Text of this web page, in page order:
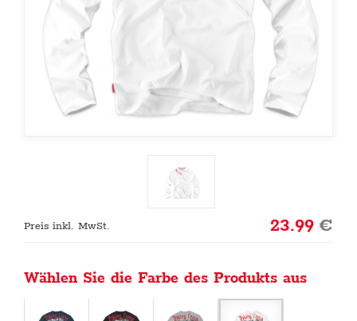
Preis inkl. MwSt. 23.99€
Wählen Sie die Farbe des Produkts aus